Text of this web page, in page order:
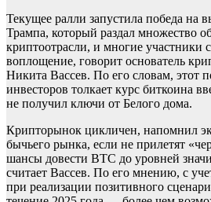
Текущее ралли запустила победа
Трампа, который раздал множество
криптоотрасли, и многие участники
воплощение, говорит основатель
Никита Вассев. По его словам, этот
инвесторов толкает курс биткоина
не получил ключи от Белого дома.
Крипторынок цикличен, напомнил
бычьего рынка, если не прилетят
шансы довести BTC до уровней
считает Вассев. По его мнению, с
при реализации позитивного